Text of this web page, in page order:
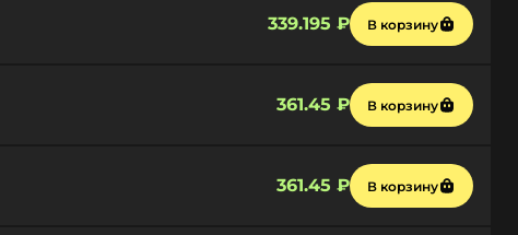
339.195 ₽ В корзину
361.45 ₽ В корзину
361.45 ₽ В корзину